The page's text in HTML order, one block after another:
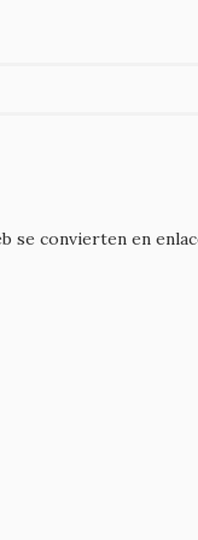
se convierten en